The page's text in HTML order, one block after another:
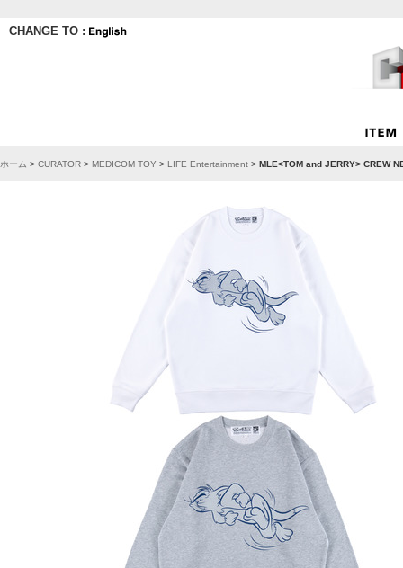
CHANGE TO :
ホーム > CURATOR > MEDICOM TOY > LIFE Entertainment > MLE<TOM and JERRY> CREW